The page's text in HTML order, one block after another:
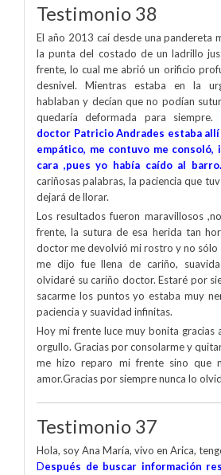
Testimonio 38
El año 2013 caí desde una pandereta
la punta del costado de un ladrillo
frente, lo cual me abrió un orificio
desnivel. Mientras estaba en la
hablaban y decían que no podían
quedaría deformada para siempre.
doctor Patricio Andrades estaba
empático, me contuvo me consoló,
cara ,pues yo había caído al barro.
cariñosas palabras, la paciencia que
dejará de llorar.
Los resultados fueron maravillosos
frente, la sutura de esa herida tan
doctor me devolvió mi rostro y no sólo
me dijo fue llena de cariño,
olvidaré su cariño doctor. Estaré por
sacarme los puntos yo estaba muy
paciencia y suavidad infinitas.
Hoy mi frente luce muy bonita gracias
orgullo. Gracias por consolarme y
me hizo reparo mi frente sino que
amor.Gracias por siempre nunca lo
Testimonio 37
Hola, soy Ana María, vivo en Arica,
Después de buscar información